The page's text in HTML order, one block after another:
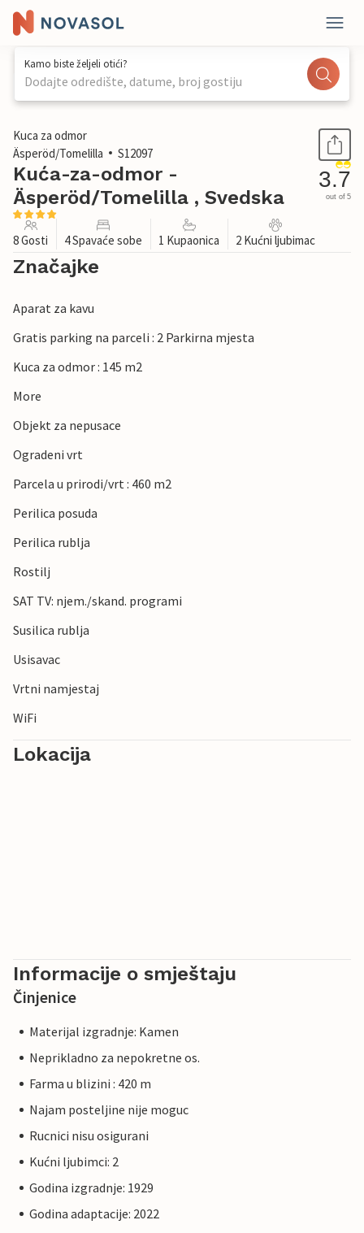
Kamo biste željeli otići?
Dodajte odredište, datume, broj gostiju
1 / 15
Kuca za odmor
Äsperöd/Tomelilla
S12097
Kuća-za-odmor -
Äsperöd/Tomelilla , Svedska
3.7
out of 5
8 Gosti 4 Spavaće sobe 1 Kupaonica 2 Kućni ljubimac
Značajke
Aparat za kavu
Gratis parking na parceli : 2 Parkirna mjesta
Kuca za odmor : 145 m2
More
Objekt za nepusace
Ogradeni vrt
Parcela u prirodi/vrt : 460 m2
Perilica posuda
Perilica rublja
Rostilj
SAT TV: njem./skand. programi
Susilica rublja
Usisavac
Vrtni namjestaj
WiFi
Lokacija
Informacije o smještaju
Činjenice
Materijal izgradnje: Kamen
Neprikladno za nepokretne os.
Farma u blizini : 420 m
Najam posteljine nije moguc
Rucnici nisu osigurani
Kućni ljubimci: 2
Godina izgradnje: 1929
Godina adaptacije: 2022